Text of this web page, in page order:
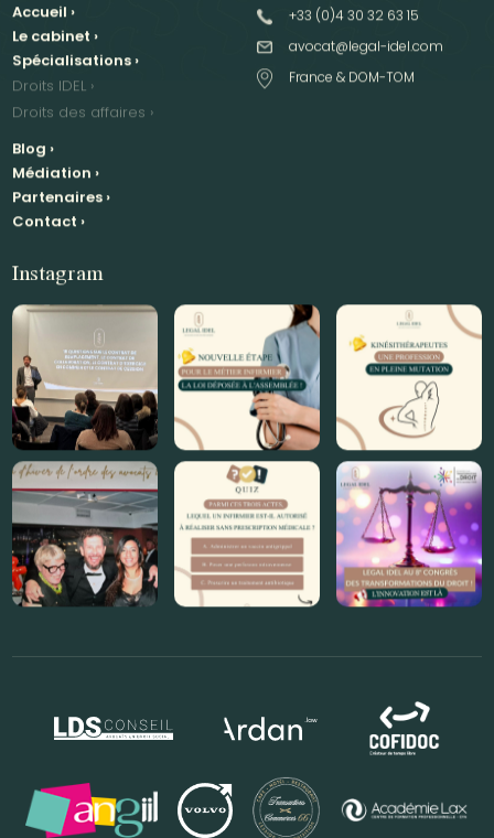
Accueil ›
Le cabinet ›
Spécialisations ›
Droits IDEL ›
Droits des affaires ›
Blog ›
Médiation ›
Partenaires ›
Contact ›
+33 (0)4 30 32 63 15
avocat@legal-idel.com
France & DOM-TOM
Instagram